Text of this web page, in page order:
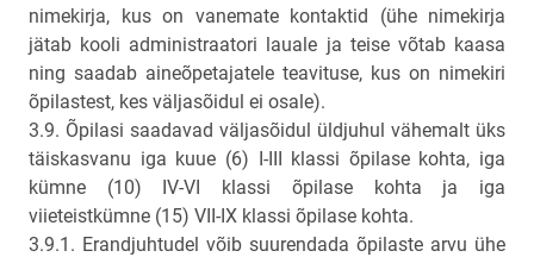
nimekirja, kus on vanemate kontaktid (ühe nimekirja
jätab kooli administraatori lauale ja teise võtab kaasa
ning saadab aineõpetajatele teavituse, kus on nimekiri
õpilastest, kes väljasõidul ei osale).
3.9. Õpilasi saadavad väljasõidul üldjuhul vähemalt üks
täiskasvanu iga kuue (6) I-III klassi õpilase kohta, iga
kümne (10) IV-VI klassi õpilase kohta ja iga
viieteistkümne (15) VII-IX klassi õpilase kohta.
3.9.1. Erandjuhtudel võib suurendada õpilaste arvu ühe